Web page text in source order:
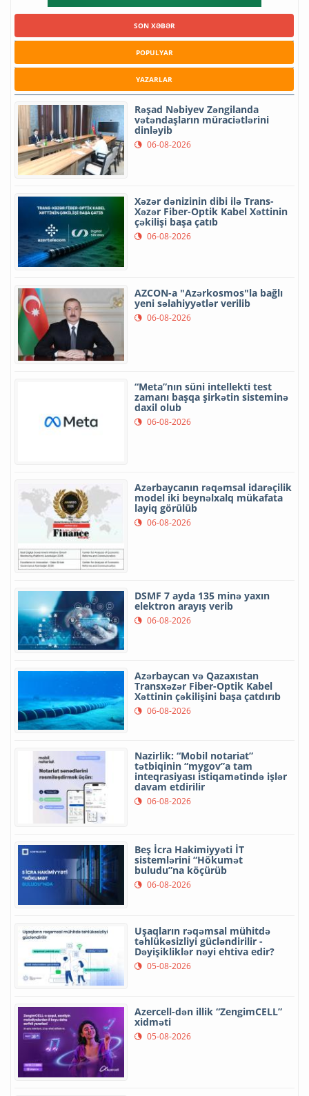
SON XƏBƏR
POPULYAR
YAZARLAR
Rəşad Nəbiyev Zəngilanda
vətəndaşların müraciətlərini
dinləyib
06-08-2026
Xəzər dənizinin dibi ilə Trans-
Xəzər Fiber-Optik Kabel Xəttinin
çəkilişi başa çatıb
06-08-2026
AZCON-a "Azərkosmos"la bağlı
yeni səlahiyyətlər verilib
06-08-2026
“Meta”nın süni intellekti test
zamanı başqa şirkətin sisteminə
daxil olub
06-08-2026
Azərbaycanın rəqəmsal idarəçilik
model iki beynəlxalq mükafata
layiq görülüb
06-08-2026
DSMF 7 ayda 135 minə yaxın
elektron arayış verib
06-08-2026
Azərbaycan və Qazaxıstan
Transxəzər Fiber-Optik Kabel
Xəttinin çəkilişini başa çatdırıb
06-08-2026
Nazirlik: “Mobil notariat”
tətbiqinin “mygov”a tam
inteqrasiyası istiqamətində işlər
davam etdirilir
06-08-2026
Beş İcra Hakimiyyəti İT
sistemlərini “Hökumət
buludu”na köçürüb
06-08-2026
Uşaqların rəqəmsal mühitdə
təhlükəsizliyi gücləndirilir -
Dəyişikliklər nəyi ehtiva edir?
05-08-2026
Azercell-dən illik “ZengimCELL”
xidməti
05-08-2026